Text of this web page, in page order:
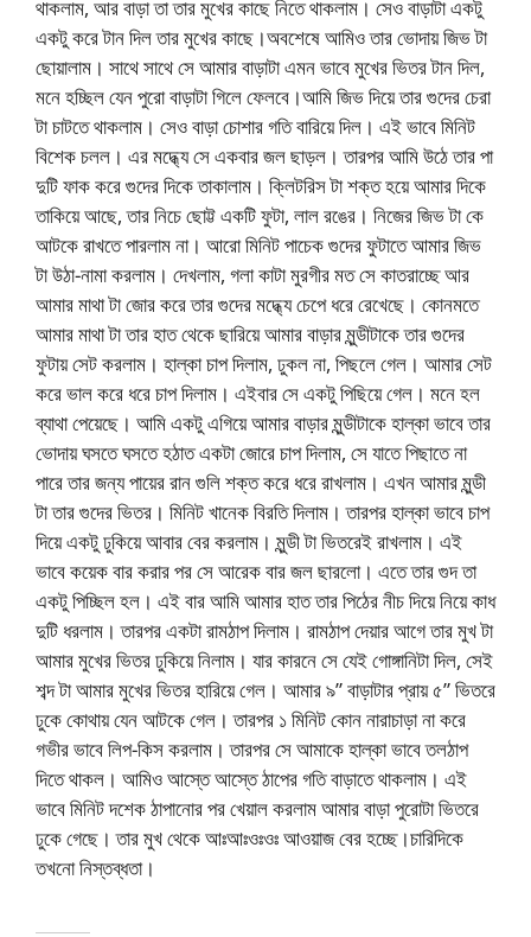
থাকলাম, আর বাড়া তা তার মুখের কাছে নিতে থাকলাম। সেও বাড়াটা একটু
একটু করে টান দিল তার মুখের কাছে।অবশেষে আমিও তার ভোদায় জিভ টা
ছোয়ালাম। সাথে সাথে সে আমার বাড়াটা এমন ভাবে মুখের ভিতর টান দিল,
মনে হচ্ছিল যেন পুরো বাড়াটা গিলে ফেলবে।আমি জিভ দিয়ে তার গুদের চেরা
টা চাটতে থাকলাম। সেও বাড়া চোশার গতি বারিয়ে দিল। এই ভাবে মিনিট
বিশেক চলল। এর মদ্ধ্যে সে একবার জল ছাড়ল। তারপর আমি উঠে তার পা
দুটি ফাক করে গুদের দিকে তাকালাম। ক্লিটরিস টা শক্ত হয়ে আমার দিকে
তাকিয়ে আছে, তার নিচে ছোট্ট একটি ফুটা, লাল রঙের। নিজের জিভ টা কে
আটকে রাখতে পারলাম না। আরো মিনিট পাচেক গুদের ফুটাতে আমার জিভ
টা উঠা-নামা করলাম। দেখলাম, গলা কাটা মুরগীর মত সে কাতরাচ্ছে আর
আমার মাথা টা জোর করে তার গুদের মদ্ধ্যে চেপে ধরে রেখেছে। কোনমতে
আমার মাথা টা তার হাত থেকে ছারিয়ে আমার বাড়ার মুন্ডীটাকে তার গুদের
ফুটায় সেট করলাম। হাল্কা চাপ দিলাম, ঢুকল না, পিছলে গেল। আমার সেট
করে ভাল করে ধরে চাপ দিলাম। এইবার সে একটু পিছিয়ে গেল। মনে হল
ব্যাথা পেয়েছে। আমি একটু এগিয়ে আমার বাড়ার মুন্ডীটাকে হাল্কা ভাবে তার
ভোদায় ঘসতে ঘসতে হঠাত একটা জোরে চাপ দিলাম, সে যাতে পিছাতে না
পারে তার জন্য পায়ের রান গুলি শক্ত করে ধরে রাখলাম। এখন আমার মুন্ডী
টা তার গুদের ভিতর। মিনিট খানেক বিরতি দিলাম। তারপর হাল্কা ভাবে চাপ
দিয়ে একটু ঢুকিয়ে আবার বের করলাম। মুন্ডী টা ভিতরেই রাখলাম। এই
ভাবে কয়েক বার করার পর সে আরেক বার জল ছারলো। এতে তার গুদ তা
একটু পিচ্ছিল হল। এই বার আমি আমার হাত তার পিঠের নীচ দিয়ে নিয়ে কাধ
দুটি ধরলাম। তারপর একটা রামঠাপ দিলাম। রামঠাপ দেয়ার আগে তার মুখ টা
আমার মুখের ভিতর ঢুকিয়ে নিলাম। যার কারনে সে যেই গোঙ্গানিটা দিল, সেই
শব্দ টা আমার মুখের ভিতর হারিয়ে গেল। আমার ৯” বাড়াটার প্রায় ৫” ভিতরে
ঢুকে কোথায় যেন আটকে গেল। তারপর ১ মিনিট কোন নারাচাড়া না করে
গভীর ভাবে লিপ-কিস করলাম। তারপর সে আমাকে হাল্কা ভাবে তলঠাপ
দিতে থাকল। আমিও আস্তে আস্তে ঠাপের গতি বাড়াতে থাকলাম। এই
ভাবে মিনিট দশেক ঠাপানোর পর খেয়াল করলাম আমার বাড়া পুরোটা ভিতরে
ঢুকে গেছে। তার মুখ থেকে আঃআঃওঃওঃ আওয়াজ বের হচ্ছে।চারিদিকে
তখনো নিস্তব্ধতা।